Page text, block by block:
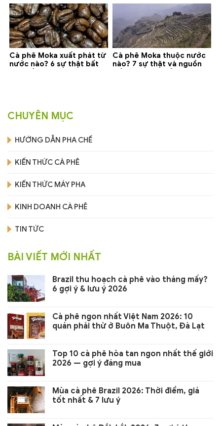
Cà phê Moka xuất phát từ
nước nào? 6 sự thật bất
Cà phê Moka thuộc nước
nào? 7 sự thật và nguồn
CHUYÊN MỤC
HƯỚNG DẪN PHA CHẾ
KIẾN THỨC CÀ PHÊ
KIẾN THỨC MÁY PHA
KINH DOANH CÀ PHÊ
TIN TỨC
BÀI VIẾT MỚI NHẤT
Brazil thu hoạch cà phê vào tháng mấy?
6 gợi ý & lưu ý 2026
Cà phê ngon nhất Việt Nam 2026: 10
quán phải thử ở Buôn Ma Thuột, Đà Lạt
Top 10 cà phê hòa tan ngon nhất thế giới
2026 — gợi ý đáng mua
Mùa cà phê Brazil 2026: Thời điểm, giá
tốt nhất & 7 lưu ý